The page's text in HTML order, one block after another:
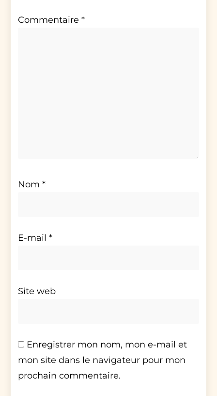
Commentaire*
Nom*
E-mail*
Site web
Enregistrer mon nom, mon e-mail et
mon site dans le navigateur pour mon
prochain commentaire.